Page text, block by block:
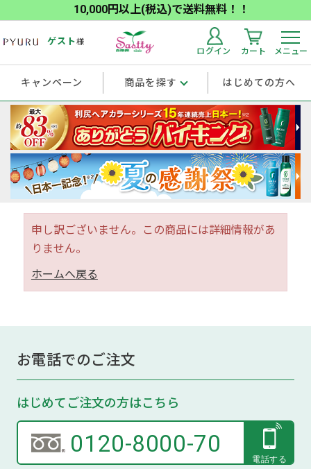
10,000円以上(税込)で送料無料！！
ゲスト様
ログイン カート メニュー
キャンペーン 商品を探す はじめての方へ
申し訳ございません。この商品には詳細情報があ
りません。
ホームへ戻る
お電話でのご注文
はじめてご注文の方はこちら
0120-8000-70